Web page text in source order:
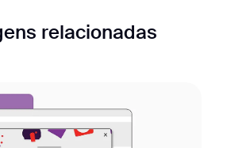
relacionadas